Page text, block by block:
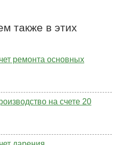
также в этих
ремонта основных
на счете 20